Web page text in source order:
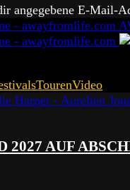
angegebene E-Mail-
TourenVideo
2027 AUF